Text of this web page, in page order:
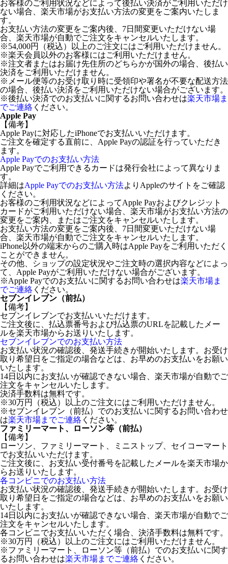
お客様のご利用状況などによって後払い決済がご利用いただけ
ない場合、楽天市場がお支払い方法の変更をご案内いたしま
す。
お支払い方法の変更をご案内後、7日間変更いただけない場
合、楽天市場が自動でご注文をキャンセルいたします。
※54,000円（税込）以上のご注文にはご利用いただけません。
※楽天会員以外のお客様にはご利用いただけません。
※注文者またはお届け先住所のどちらかが国外の場合、後払い
決済をご利用いただけません。
※メール便等のお受け取り時に受領印や署名が不要な配送方法
の場合、後払い決済をご利用いただけない場合がございます。
※後払い決済でのお支払いに関するお問い合わせは楽天市場ま
でご連絡 ください。
Apple Pay
【備考】
Apple Payに対応したiPhoneでお支払いいただけます。
ご注文を確定する直前に、Apple Payの認証を行っていただき
ます。
Apple Payでのお支払い方法
Apple Payでご利用できるカードは発行会社によって異なりま
す。
詳細はApple Payでのお支払い方法よりAppleのサイトをご確認
ください。
お客様のご利用状況などによってApple Payおよびクレジット
カードがご利用いただけない場合、楽天市場がお支払い方法の
変更をご案内、またはご注文をキャンセルいたします。
お支払い方法の変更をご案内後、7日間変更いただけない場
合、楽天市場が自動でご注文をキャンセルいたします。
iPhone以外の端末からのご購入時はApple Payをご利用いただく
ことができません。
その他、ショップの設定状況やご注文時の選択内容などによっ
て、Apple Payがご利用いただけない場合がございます。
※Apple Payでのお支払いに関するお問い合わせは楽天市場ま
でご連絡 ください。
セブンイレブン（前払）
【備考】
セブンイレブンでお支払いいただけます。
ご注文後に、払込票番号および払込票のURLを記載したメー
ルを楽天市場からお送りいたします。
セブンイレブンでのお支払い方法
お支払い状況の確認後、発送手続きが開始いたします。お受け
取り希望日をご指定の場合などは、お早めのお支払いをお願い
いたします。
14日以内にお支払いが確認できない場合、楽天市場が自動でご
注文をキャンセルいたします。
決済手数料は無料です。
※30万円（税込）以上のご注文にはご利用いただけません。
※セブンイレブン（前払）でのお支払いに関するお問い合わせ
は楽天市場までご連絡 ください。
ファミリーマート、ローソン等（前払）
【備考】
ローソン、ファミリーマート、ミニストップ、セイコーマート
でお支払いいただけます。
ご注文後に、お支払い受付番号を記載したメールを楽天市場か
らお送りいたします。
各コンビニでのお支払い方法
お支払い状況の確認後、発送手続きが開始いたします。お受け
取り希望日をご指定の場合などは、お早めのお支払いをお願い
いたします。
14日以内にお支払いが確認できない場合、楽天市場が自動でご
注文をキャンセルいたします。
各コンビニでお支払いいただく場合、決済手数料は無料です。
※30万円（税込）以上のご注文にはご利用いただけません。
※ファミリーマート、ローソン等（前払）でのお支払いに関す
るお問い合わせは楽天市場までご連絡 ください。